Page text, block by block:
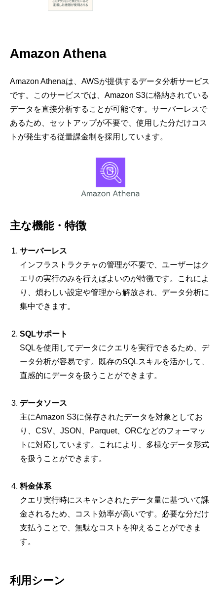
Amazon Athena
Amazon Athenaは、AWSが提供するデータ分析サービス
です。このサービスでは、Amazon S3に格納されている
データを直接分析することが可能です。サーバーレスで
あるため、セットアップが不要で、使用した分だけコス
トが発生する従量課金制を採用しています。
主な機能・特徴
サーバーレス
インフラストラクチャの管理が不要で、ユーザーはク
エリの実行のみを行えばよいのが特徴です。これによ
り、煩わしい設定や管理から解放され、データ分析に
集中できます。
SQLサポート
SQLを使用してデータにクエリを実行できるため、デ
ータ分析が容易です。既存のSQLスキルを活かして、
直感的にデータを扱うことができます。
データソース
主にAmazon S3に保存されたデータを対象としてお
り、CSV、JSON、Parquet、ORCなどのフォーマッ
トに対応しています。これにより、多様なデータ形式
を扱うことができます。
料金体系
クエリ実行時にスキャンされたデータ量に基づいて課
金されるため、コスト効率が高いです。必要な分だけ
支払うことで、無駄なコストを抑えることができま
す。
利用シーン